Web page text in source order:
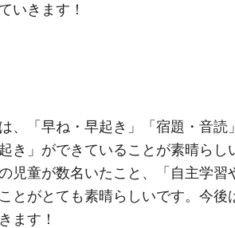
いきます！
、「早ね・早起き」「宿題・音
き」ができていることが素晴らし
児童が数名いたこと、「自主学
とがとても素晴らしいです。今
ます！